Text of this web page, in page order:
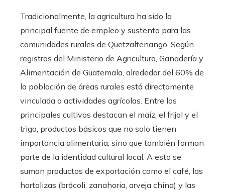
Tradicionalmente, la agricultura ha sido la
principal fuente de empleo y sustento para las
comunidades rurales de Quetzaltenango. Según
registros del Ministerio de Agricultura, Ganadería y
Alimentación de Guatemala, alrededor del 60% de
la población de áreas rurales está directamente
vinculada a actividades agrícolas. Entre los
principales cultivos destacan el maíz, el frijol y el
trigo, productos básicos que no solo tienen
importancia alimentaria, sino que también forman
parte de la identidad cultural local. A esto se
suman productos de exportación como el café, las
hortalizas (brócoli, zanahoria, arveja china) y las